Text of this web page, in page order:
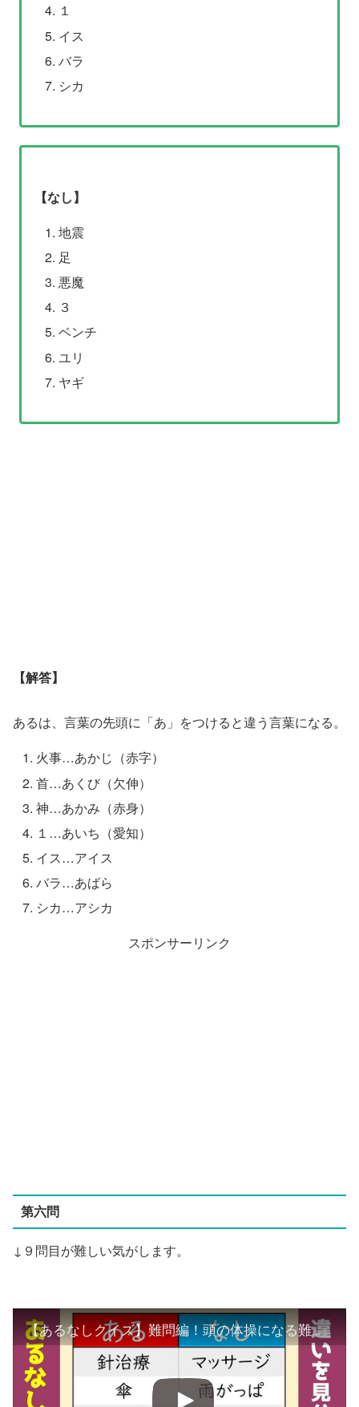
１
イス
バラ
シカ
【なし】
地震
足
悪魔
３
ベンチ
ユリ
ヤギ
【解答】
あるは、言葉の先頭に「あ」をつけると違う言葉になる。
火事…あかじ（赤字）
首…あくび（欠伸）
神…あかみ（赤身）
１…あいち（愛知）
イス…アイス
バラ…あばら
シカ…アシカ
スポンサーリンク
第六問
↓９問目が難しい気がします。
【あるなしクイズ】難問編！頭の体操になる難しい脳トレ問題を紹介【全10問】